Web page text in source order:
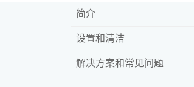
简介
设置和清洁
解决方案和常见问题